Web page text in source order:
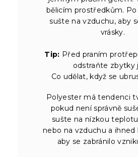
bělicím prostředkům. Po
sušte na vzduchu, aby
vrásky.
Tip: Před praním
odstraňte zbytky
Co udělat, když se
Polyester má tendenci
pokud není správně
sušte na nízkou
nebo na vzduchu a
aby se zabránilo